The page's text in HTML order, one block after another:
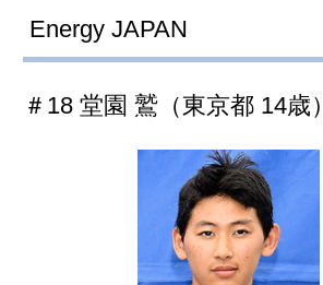
Energy JAPAN
＃18 堂園 鷲（東京都 14歳）